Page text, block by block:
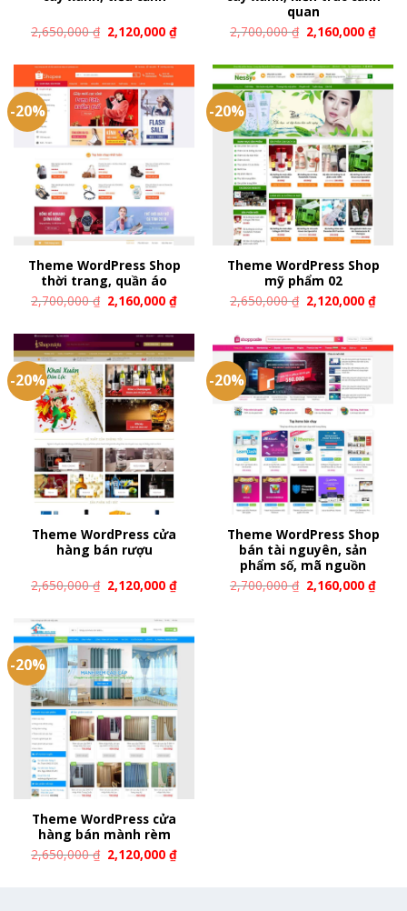
2,650,000₫ 2,120,000₫
quan
2,700,000₫ 2,160,000₫
-20%
Theme WordPress Shop
thời trang, quần áo
2,700,000₫ 2,160,000₫
-20%
Theme WordPress Shop
mỹ phẩm 02
2,650,000₫ 2,120,000₫
-20%
Theme WordPress cửa
hàng bán rượu
2,650,000₫ 2,120,000₫
-20%
Theme WordPress Shop
bán tài nguyên, sản
phẩm số, mã nguồn
2,700,000₫ 2,160,000₫
-20%
Theme WordPress cửa
hàng bán mành rèm
2,650,000₫ 2,120,000₫